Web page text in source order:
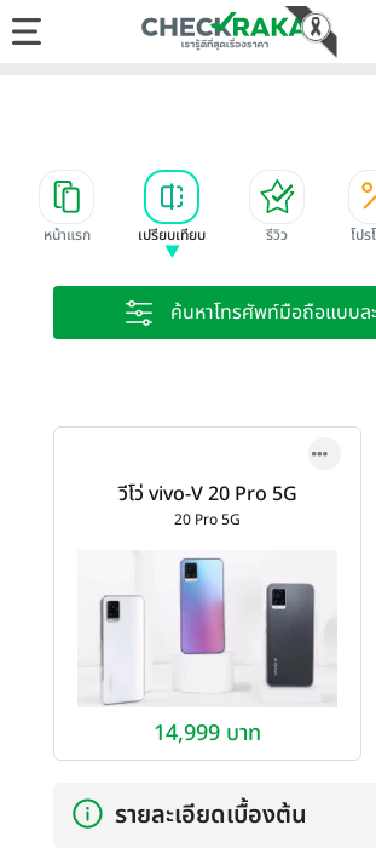
หน้าแรก เปรียบเทียบ รีวิว โป
ค้นหาโทรศัพท์มือถือแบบล
วีโว่ vivo-V 20 Pro 5G
20 Pro 5G
14,999 บาท
รายละเอียดเบื้องต้น